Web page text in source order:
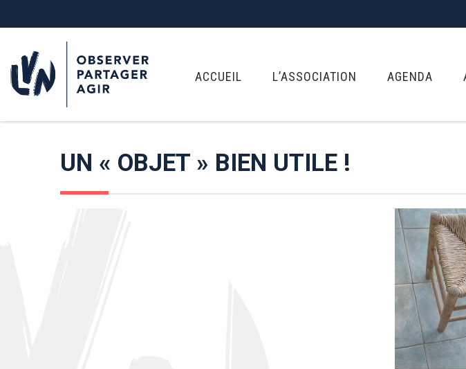
ACCUEIL L’ASSOCIATION AGENDA
UN « OBJET » BIEN UTILE !